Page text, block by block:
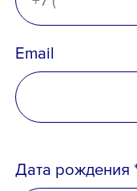
Email *
Email
Дата рождения